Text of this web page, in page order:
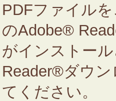
PDFファイル
のAdobe®
がインストー
Reader®ダウ
てください。